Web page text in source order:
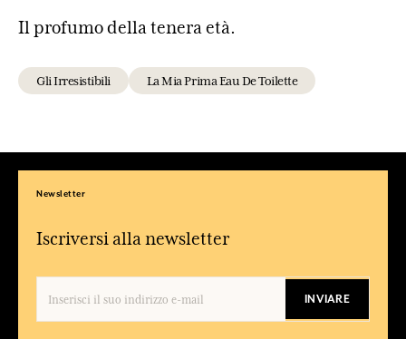
Il profumo della tenera età.
Gli Irresistibili La Mia Prima Eau De Toilette
Newsletter
Iscriversi alla newsletter
INVIARE